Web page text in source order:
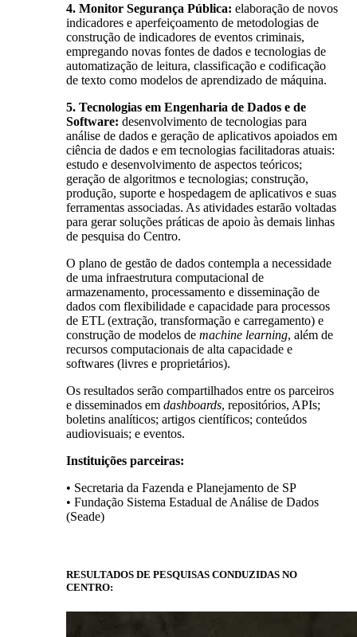
4. Monitor Segurança Pública: elaboração de novos
indicadores e aperfeiçoamento de metodologias de
construção de indicadores de eventos criminais,
empregando novas fontes de dados e tecnologias de
automatização de leitura, classificação e codificação
de texto como modelos de aprendizado de máquina.
5. Tecnologias em Engenharia de Dados e de
Software: desenvolvimento de tecnologias para
análise de dados e geração de aplicativos apoiados em
ciência de dados e em tecnologias facilitadoras atuais:
estudo e desenvolvimento de aspectos teóricos;
geração de algoritmos e tecnologias; construção,
produção, suporte e hospedagem de aplicativos e suas
ferramentas associadas. As atividades estarão voltadas
para gerar soluções práticas de apoio às demais linhas
de pesquisa do Centro.
O plano de gestão de dados contempla a necessidade
de uma infraestrutura computacional de
armazenamento, processamento e disseminação de
dados com flexibilidade e capacidade para processos
de ETL (extração, transformação e carregamento) e
construção de modelos de machine learning, além de
recursos computacionais de alta capacidade e
softwares (livres e proprietários).
Os resultados serão compartilhados entre os parceiros
e disseminados em dashboards, repositórios, APIs;
boletins analíticos; artigos científicos; conteúdos
audiovisuais; e eventos.
Instituições parceiras:
• Secretaria da Fazenda e Planejamento de SP
• Fundação Sistema Estadual de Análise de Dados
(Seade)
RESULTADOS DE PESQUISAS CONDUZIDAS NO
CENTRO: